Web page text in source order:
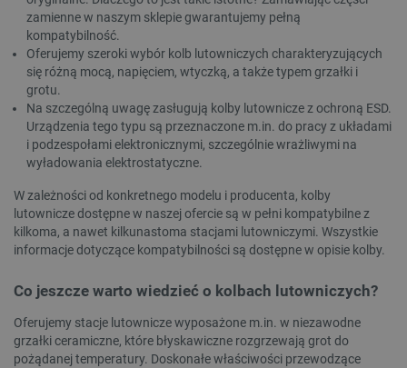
zamienne w naszym sklepie gwarantujemy pełną
kompatybilność.
Oferujemy szeroki wybór kolb lutowniczych charakteryzujących
się różną mocą, napięciem, wtyczką, a także typem grzałki i
grotu.
Na szczególną uwagę zasługują kolby lutownicze z ochroną ESD.
Urządzenia tego typu są przeznaczone m.in. do pracy z układami
i podzespołami elektronicznymi, szczególnie wrażliwymi na
wyładowania elektrostatyczne.
W zależności od konkretnego modelu i producenta, kolby
lutownicze dostępne w naszej ofercie są w pełni kompatybilne z
kilkoma, a nawet kilkunastoma stacjami lutowniczymi. Wszystkie
informacje dotyczące kompatybilności są dostępne w opisie kolby.
Co jeszcze warto wiedzieć o kolbach lutowniczych?
Oferujemy stacje lutownicze wyposażone m.in. w niezawodne
grzałki ceramiczne, które błyskawiczne rozgrzewają grot do
pożądanej temperatury. Doskonałe właściwości przewodzące